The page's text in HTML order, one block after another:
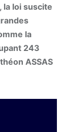
la loi suscite
la
243
ASSAS